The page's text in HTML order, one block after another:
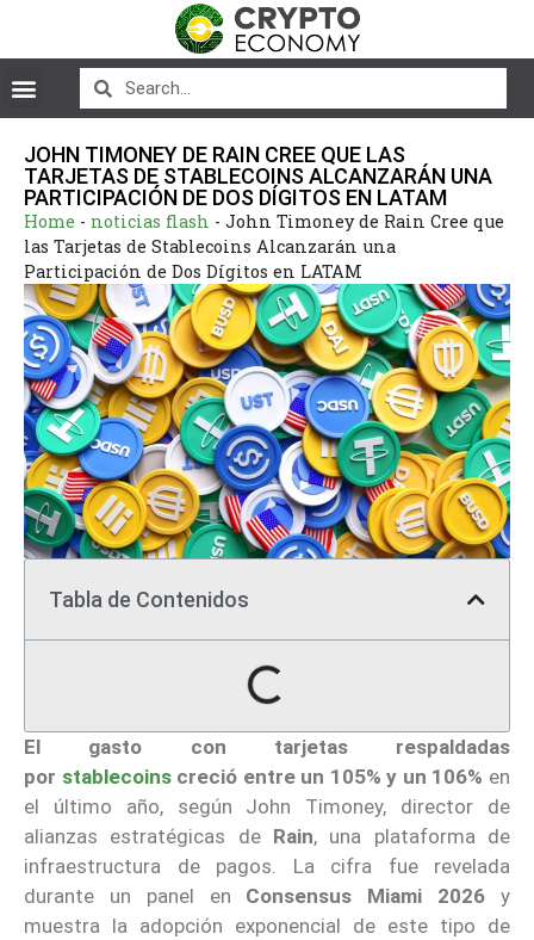
JOHN TIMONEY DE RAIN CREE QUE LAS
TARJETAS DE STABLECOINS ALCANZARÁN UNA
PARTICIPACIÓN DE DOS DÍGITOS EN LATAM
Home - noticias flash - John Timoney de Rain Cree que
las Tarjetas de Stablecoins Alcanzarán una
Participación de Dos Dígitos en LATAM
Tabla de Contenidos
El gasto con tarjetas respaldadas
por stablecoins creció entre un 105% y un 106% en
el último año, según John Timoney, director de
alianzas estratégicas de Rain, una plataforma de
infraestructura de pagos. La cifra fue revelada
durante un panel en Consensus Miami 2026 y
muestra la adopción exponencial de este tipo de